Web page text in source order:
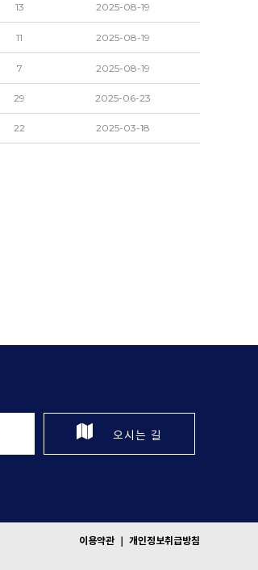
13 2025-08-19
11 2025-08-19
7 2025-08-19
29 2025-06-23
22 2025-03-18
오시는 길
이용약관 개인정보취급방침